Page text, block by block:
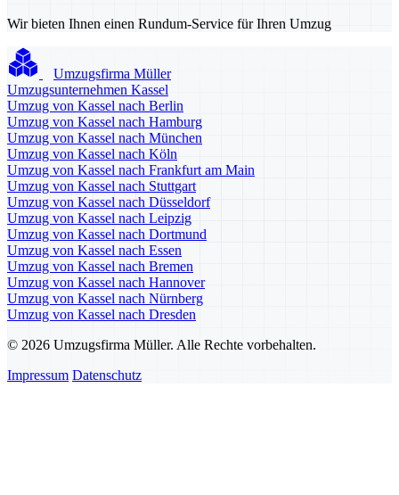
Wir bieten Ihnen einen Rundum-Service für Ihren Umzug
Umzugsfirma Müller
Umzugsunternehmen Kassel
Umzug von Kassel nach Berlin
Umzug von Kassel nach Hamburg
Umzug von Kassel nach München
Umzug von Kassel nach Köln
Umzug von Kassel nach Frankfurt am Main
Umzug von Kassel nach Stuttgart
Umzug von Kassel nach Düsseldorf
Umzug von Kassel nach Leipzig
Umzug von Kassel nach Dortmund
Umzug von Kassel nach Essen
Umzug von Kassel nach Bremen
Umzug von Kassel nach Hannover
Umzug von Kassel nach Nürnberg
Umzug von Kassel nach Dresden
© 2026 Umzugsfirma Müller. Alle Rechte vorbehalten.
Impressum Datenschutz